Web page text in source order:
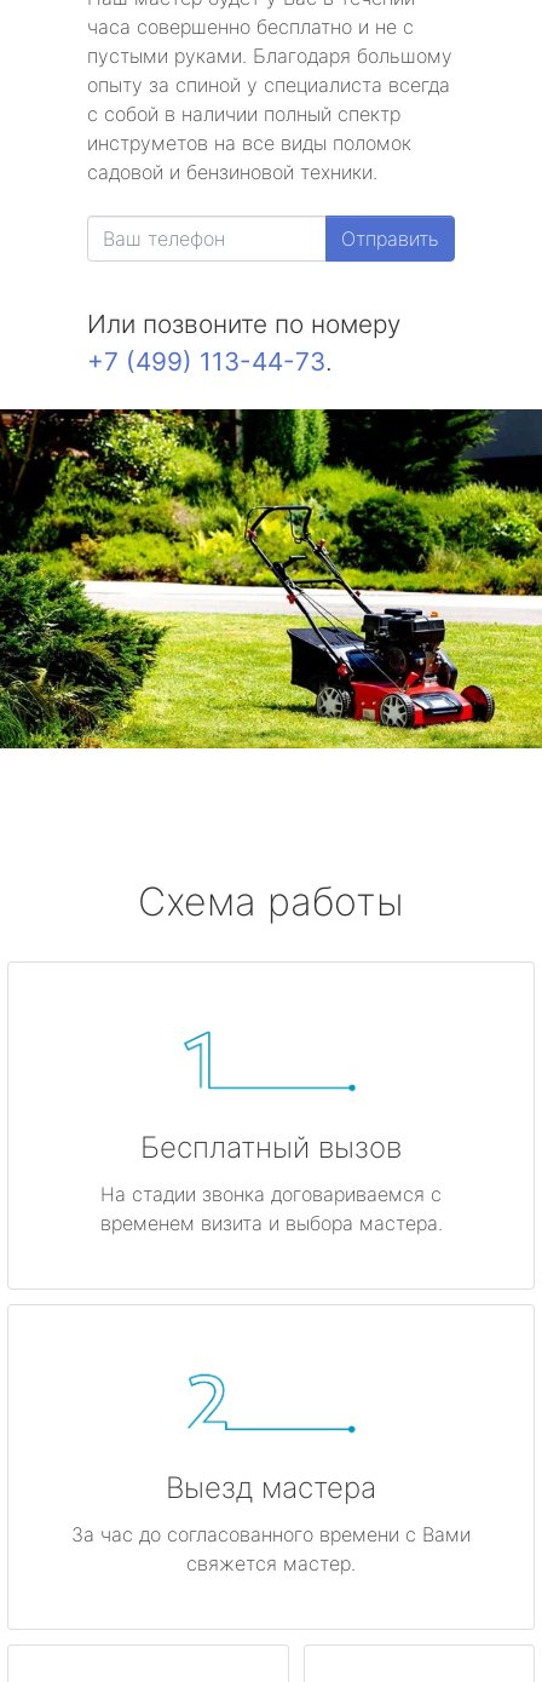
часа совершенно бесплатно и не с
пустыми руками. Благодаря большому
опыту за спиной у специалиста всегда
с собой в наличии полный спектр
инструметов на все виды поломок
садовой и бензиновой техники.
Отправить
Или позвоните по номеру
+7 (499) 113-44-73.
Схема работы
Бесплатный вызов
На стадии звонка договариваемся с
временем визита и выбора мастера.
Выезд мастера
За час до согласованного времени с Вами
свяжется мастер.